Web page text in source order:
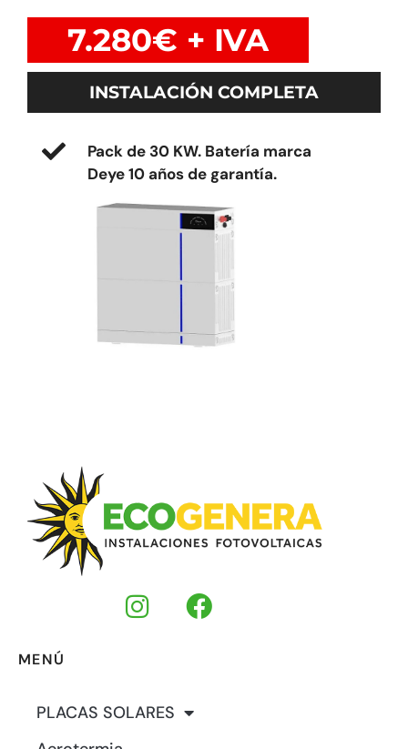
7.280€ + IVA
INSTALACIÓN COMPLETA
Pack de 30 KW. Batería marca
Deye 10 años de garantía.
MENÚ
PLACAS SOLARES